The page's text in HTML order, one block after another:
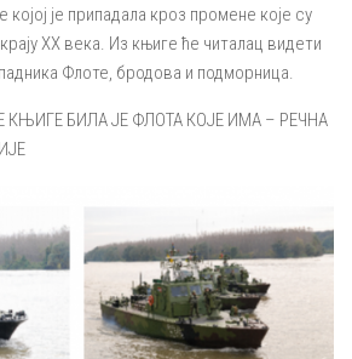
је припадала кроз промене које су
XX века. Из књиге ће читалац видети
Флоте, бродова и подморница.
БИЛА ЈЕ ФЛОТА КОЈЕ ИМА – РЕЧНА